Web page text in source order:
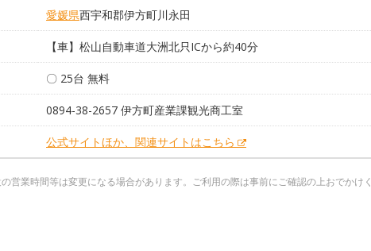
愛媛県西宇和郡伊方町川永田
【車】松山自動車道大洲北只ICから約40分
〇 25台 無料
0894-38-2657 伊方町産業課観光商工室
公式サイトほか、関連サイトはこちら
営業時間等は変更になる場合があります。ご利用の際は事前にご確認の上おでかけく